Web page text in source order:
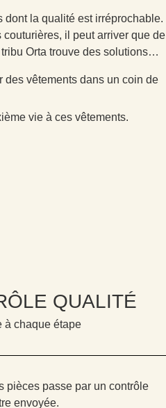
dont la qualité est irréprochable.
il peut arriver que de
Orta trouve des solutions…
vêtements dans un coin de
vie à ces vêtements.
QUALITÉ
à chaque étape
pièces passe par un contrôle
envoyée.